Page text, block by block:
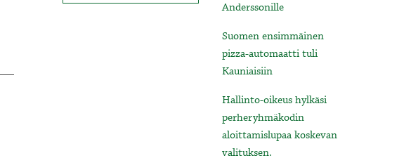
Anderssonille
Suomen ensimmäinen
pizza-automaatti tuli
Kauniaisiin
Hallinto-oikeus hylkäsi
perheryhmäkodin
aloittamislupaa koskevan
valituksen.